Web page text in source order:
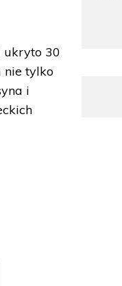
ukryto 30
nie tylko
i